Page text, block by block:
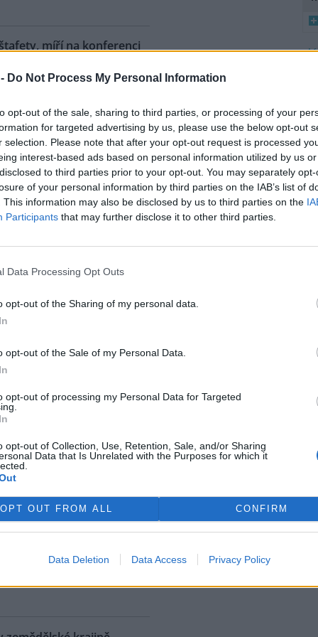
Do Not Process My Personal Information
opt-out of the sale, sharing to third parties, or processing of your
for targeted advertising by us, please use the below opt-out
selection. Please note that after your opt-out request is processed
interest-based ads based on personal information utilized by us
to third parties prior to your opt-out. You may separately
of your personal information by third parties on the IAB’s list of
This information may also be disclosed by us to third parties on the
Participants that may further disclose it to other third parties.
Data Processing Opt Outs
opt-out of the Sharing of my personal data.
opt-out of the Sale of my Personal Data.
opt-out of processing my Personal Data for Targeted
opt-out of Collection, Use, Retention, Sale, and/or Sharing
Data that Is Unrelated with the Purposes for which it
OPT OUT FROM ALL CONFIRM
Data Deletion Data Access Privacy Policy
míří na konferenci
cyklistické štafety COP
Účastníci vyrazili z
Belému, kde se konala
konference smluvních
národů (OSN) o změně
se v listopadu uskuteční 31.
konferencideset návrhůna
necelé tři dny. Včera
hl. m. Prahy Jana
velká ropná skvrna z
přírodní rezervaci v
v jejíž blízkosti se rozšířila
níž panuje podezření, že
na sdělení
nevládní organizace
řeky minimální průtoky
)
srážek je téměř ve
jihočeských řekách historicky
v rovinatých oblastech,